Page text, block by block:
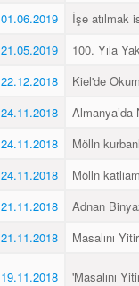
01.06.2019
İşe atılmak
21.05.2019
100. Yıla
22.12.2018
Kiel'de
24.11.2018
Almanya’da
24.11.2018
Mölln
24.11.2018
Mölln
21.11.2018
Adnan
21.11.2018
Masalını
19.11.2018 'Masalını